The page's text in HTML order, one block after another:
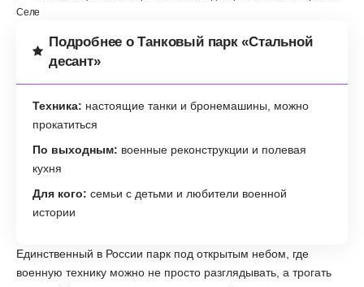
Селе
Подробнее о Танковый парк «Стальной
десант»
Техника: настоящие танки и бронемашины, можно
прокатиться
По выходным: военные реконструкции и полевая
кухня
Для кого: семьи с детьми и любители военной
истории
Единственный в России парк под открытым небом, где
военную технику можно не просто разглядывать, а трогать